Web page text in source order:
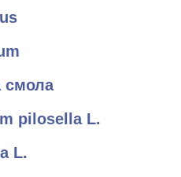
смола
pilosella L.
L.